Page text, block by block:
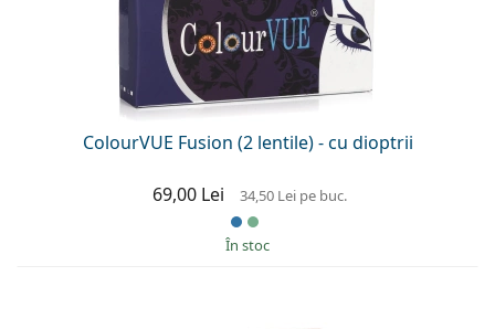
ColourVUE Fusion (2 lentile) - cu dioptrii
69,00 Lei 34,50 Lei pe buc.
În stoc